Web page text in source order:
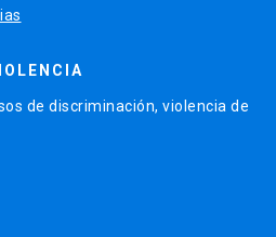
de discriminación, violencia de